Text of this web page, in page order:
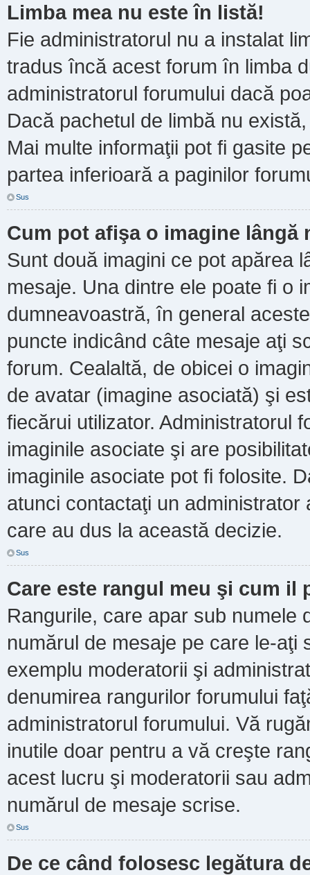
Limba mea nu este în listă!
Fie administratorul nu a instalat
tradus încă acest forum în limba
administratorul forumului dacă
Dacă pachetul de limbă nu
Mai multe informaţii pot fi gasite
partea inferioară a paginilor
Sus
Cum pot afişa o imagine lângă
Sunt două imagini ce pot apărea
mesaje. Una dintre ele poate fi o
dumneavoastră, în general
puncte indicând câte mesaje aţi
forum. Cealaltă, de obicei o
de avatar (imagine asociată) şi
fiecărui utilizator. Administratorul
imaginile asociate şi are
imaginile asociate pot fi folosite.
atunci contactaţi un
care au dus la această decizie.
Sus
Care este rangul meu şi cum il
Rangurile, care apar sub numele
numărul de mesaje pe care le-aţi
exemplu moderatorii şi
denumirea rangurilor forumului
administratorul forumului. Vă
inutile doar pentru a vă creşte
acest lucru şi moderatorii sau
numărul de mesaje scrise.
Sus
De ce când folosesc legătura